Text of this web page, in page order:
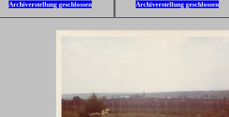
Archiverstellung geschlossen Archiverstellung geschlossen